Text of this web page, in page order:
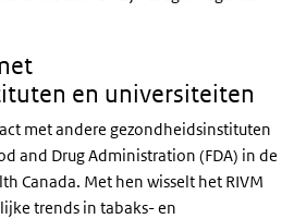
en universiteiten
met andere gezondheidsinstituten
and Drug Administration (FDA) in de
Canada. Met hen wisselt het RIVM
trends in tabaks- en